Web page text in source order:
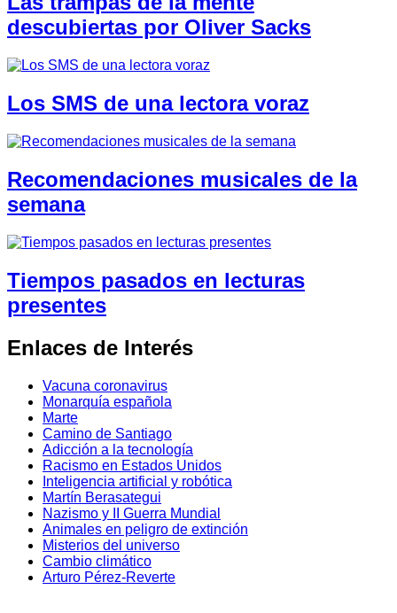
descubiertas por Oliver Sacks
Los SMS de una lectora voraz
Recomendaciones musicales de la
semana
Tiempos pasados en lecturas
presentes
Enlaces de Interés
Vacuna coronavirus
Monarquía española
Marte
Camino de Santiago
Adicción a la tecnología
Racismo en Estados Unidos
Inteligencia artificial y robótica
Martín Berasategui
Nazismo y II Guerra Mundial
Animales en peligro de extinción
Misterios del universo
Cambio climático
Arturo Pérez-Reverte